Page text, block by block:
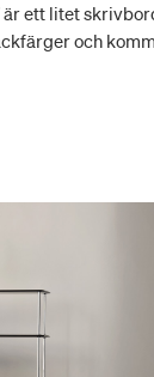
ett litet
och